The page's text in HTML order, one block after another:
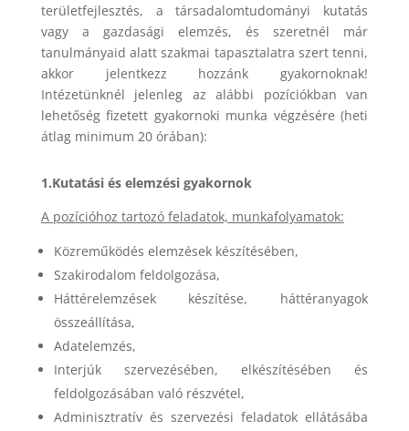
területfejlesztés, a társadalomtudományi kutatás
vagy a gazdasági elemzés, és szeretnél már
tanulmányaid alatt szakmai tapasztalatra szert tenni,
akkor jelentkezz hozzánk gyakornoknak!
Intézetünknél jelenleg az alábbi pozíciókban van
lehetőség fizetett gyakornoki munka végzésére (heti
átlag minimum 20 órában):
1.Kutatási és elemzési gyakornok
A pozícióhoz tartozó feladatok, munkafolyamatok:
Közreműködés elemzések készítésében,
Szakirodalom feldolgozása,
Háttérelemzések készítése, háttéranyagok
összeállítása,
Adatelemzés,
Interjúk szervezésében, elkészítésében és
feldolgozásában való részvétel,
Adminisztratív és szervezési feladatok ellátásába